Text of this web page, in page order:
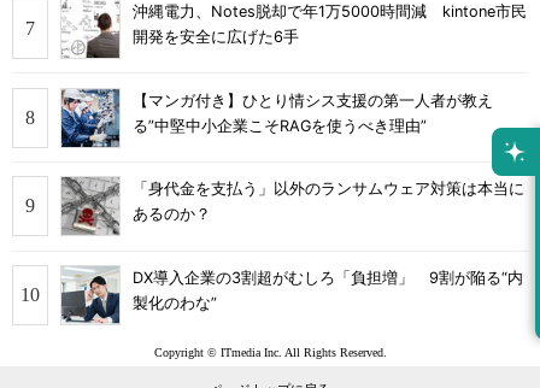
沖縄電力、Notes脱却で年1万5000時間減 kintone市民
開発を安全に広げた6手
【マンガ付き】ひとり情シス支援の第一人者が教え
る”中堅中小企業こそRAGを使うべき理由”
「身代金を支払う」以外のランサムウェア対策は本当に
あるのか？
DX導入企業の3割超がむしろ「負担増」 9割が陥る“内
製化のわな”
Copyright © ITmedia Inc. All Rights Reserved.